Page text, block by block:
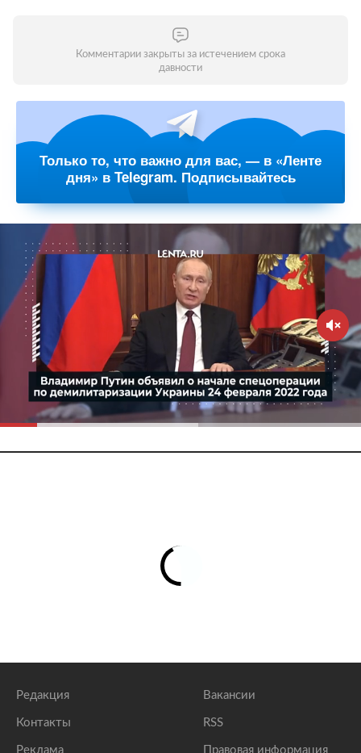
Комментарии закрыты за истечением срока
давности
Только то, что важно для вас, — в «Ленте
дня» в Telegram. Подписывайтесь
Редакция
Контакты
Реклама
Вакансии
RSS
Правовая информация